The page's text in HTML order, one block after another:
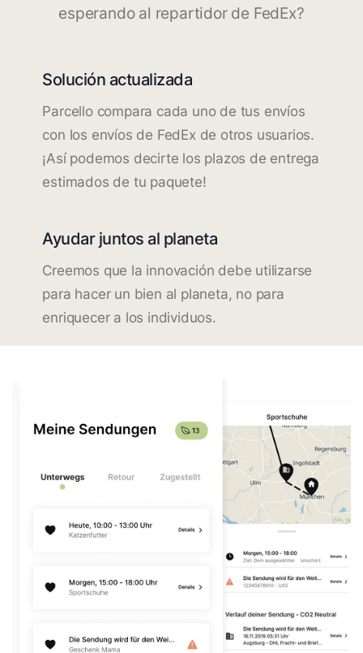
esperando al repartidor de FedEx?
Solución actualizada
Parcello compara cada uno de tus envíos
con los envíos de FedEx de otros usuarios.
¡Así podemos decirte los plazos de entrega
estimados de tu paquete!
Ayudar juntos al planeta
Creemos que la innovación debe utilizarse
para hacer un bien al planeta, no para
enriquecer a los individuos.